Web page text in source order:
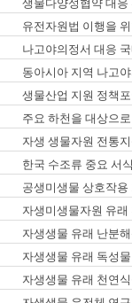
생물다양성협약 대응
유전자원법 이행을
도)
나고야의정서 대응
동아시아 지역 나고
석 최종보고서
생물산업 지원 정책
주요 하천을 대상으
자생 생물자원 전통
한국 수조류 중요 서
공생미생물 상호작
자생미생물자원 유
자생생물 유래 난분
자생생물 유래 독성
자생생물 유래 천연